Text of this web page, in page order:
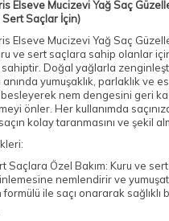
Elseve Mucizevi Yağ Saç
Sert Saçlar İçin)
Elseve Mucizevi Yağ Saç
ve sert saçlara sahip olanlar
Doğal yağlarla
anında yumuşaklık, parlaklık ve
besleyerek nem dengesini geri
önler. Her kullanımda
kolay taranmasını ve şekil
Saçlara Özel Bakım: Kuru ve
nemlendirir ve
ile saçı onararak sağlıklı